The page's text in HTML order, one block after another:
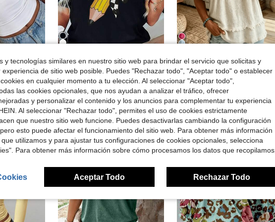
para streetwear y desplazamientos, blanco
en nuevo Tops de mujer
en nuevo Tops de mujer
en nuevo Tops de mujer
Ahorro de $4.45
Local -54% Camiseta de profesora para mujer - Top negro de cuello redondo, suave y transpirable con estampado de lápiz amarillo
$3.73
700+ vendidos
Local -41% Blusa de mezcla de lino con bordado de ojal y flecos, blusa casual de cuello en V de manga corta para mujer
¡Casi agotado!
$15.78 1.4k+ vendidos
y tecnologías similares en nuestro sitio web para brindar el servicio que solicitas y
de sitio web posible. Puedes "Rechazar todo", "Aceptar todo" o establecer
en cualquier momento a tu elección. Al seleccionar "Aceptar todo",
las cookies opcionales, que nos ayudan a analizar el tráfico, ofrecer
y personalizar el contenido y los anuncios para complementar tu experiencia
Al seleccionar "Rechazar todo", permites el uso de cookies estrictamente
que nuestro sitio web funcione. Puedes desactivarlas cambiando la configuración
esto puede afectar el funcionamiento del sitio web. Para obtener más información
utilizamos y para ajustar tus configuraciones de cookies opcionales, selecciona
Para obtener más información sobre cómo procesamos los datos que recopilamos,
Aceptar Todo Rechazar Todo